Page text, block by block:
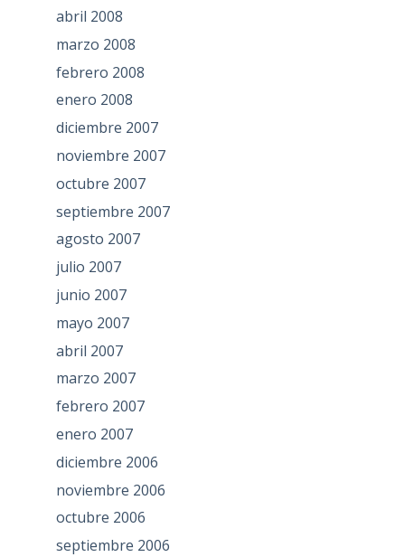
abril 2008
marzo 2008
febrero 2008
enero 2008
diciembre 2007
noviembre 2007
octubre 2007
septiembre 2007
agosto 2007
julio 2007
junio 2007
mayo 2007
abril 2007
marzo 2007
febrero 2007
enero 2007
diciembre 2006
noviembre 2006
octubre 2006
septiembre 2006